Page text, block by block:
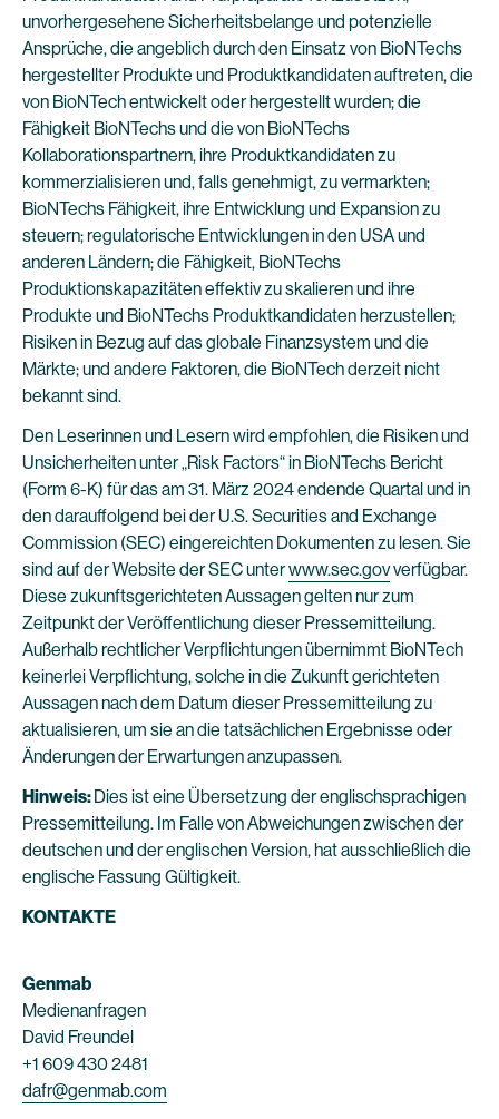
unvorhergesehene Sicherheitsbelange und potenzielle
Ansprüche, die angeblich durch den Einsatz von BioNTechs
hergestellter Produkte und Produktkandidaten auftreten, die
von BioNTech entwickelt oder hergestellt wurden; die
Fähigkeit BioNTechs und die von BioNTechs
Kollaborationspartnern, ihre Produktkandidaten zu
kommerzialisieren und, falls genehmigt, zu vermarkten;
BioNTechs Fähigkeit, ihre Entwicklung und Expansion zu
steuern; regulatorische Entwicklungen in den USA und
anderen Ländern; die Fähigkeit, BioNTechs
Produktionskapazitäten effektiv zu skalieren und ihre
Produkte und BioNTechs Produktkandidaten herzustellen;
Risiken in Bezug auf das globale Finanzsystem und die
Märkte; und andere Faktoren, die BioNTech derzeit nicht
bekannt sind.
Den Leserinnen und Lesern wird empfohlen, die Risiken und
Unsicherheiten unter „Risk Factors“ in BioNTechs Bericht
(Form 6-K) für das am 31. März 2024 endende Quartal und in
den darauffolgend bei der U.S. Securities and Exchange
Commission (SEC) eingereichten Dokumenten zu lesen. Sie
sind auf der Website der SEC unterwww.sec.govverfügbar.
Diese zukunftsgerichteten Aussagen gelten nur zum
Zeitpunkt der Veröffentlichung dieser Pressemitteilung.
Außerhalb rechtlicher Verpflichtungen übernimmt BioNTech
keinerlei Verpflichtung, solche in die Zukunft gerichteten
Aussagen nach dem Datum dieser Pressemitteilung zu
aktualisieren, um sie an die tatsächlichen Ergebnisse oder
Änderungen der Erwartungen anzupassen.
Hinweis:Dies ist eine Übersetzung der englischsprachigen
Pressemitteilung. Im Falle von Abweichungen zwischen der
deutschen und der englischen Version, hat ausschließlich die
englische Fassung Gültigkeit.
KONTAKTE
Genmab
Medienanfragen
David Freundel
+1 609 430 2481
dafr@genmab.com